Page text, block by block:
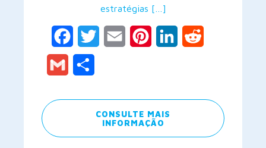
estratégias […]
FacebookTwitter Email PinterestLinkedIn
Gmail
CONSULTE MAIS
INFORMAÇÃO